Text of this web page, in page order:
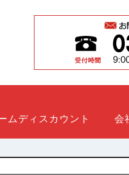
ムディスカウント 会